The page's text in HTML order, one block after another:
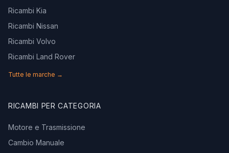
Ricambi Kia
Ricambi Nissan
Ricambi Volvo
Ricambi Land Rover
Tutte le marche →
RICAMBI PER CATEGORIA
Motore e Trasmissione
Cambio Manuale